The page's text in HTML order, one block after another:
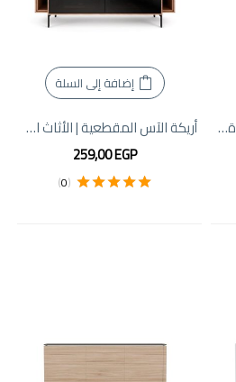
ET3489 طاولة طعام متعددة الاستخدامات قابلة للتمديد
إضافة إلى السلة
أريكة الآس المقطعية | الأثاث الإبداعي
259,00EGP
(
0
)